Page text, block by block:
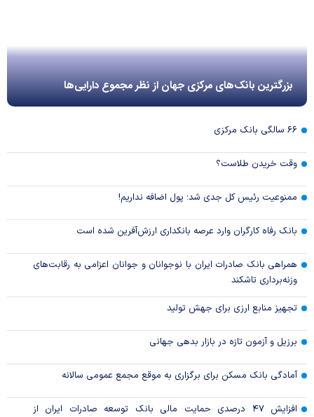
بزرگترین بانک‌های مرکزی جهان از نظر مجموع دارایی‌ها
۶۶ سالگی بانک مرکزی
وقت خریدن طلاست؟
ممنوعیت رئیس کل جدی شد؛ پول اضافه نداریم!
بانک رفاه کارگران وارد عرصه بانکداری ارزش‌آفرین شده است
همراهی بانک صادرات ایران با نوجوانان و جوانان اعزامی به رقابت‌های
وزنه‌برداری تاشکند
تجهیز منابع ارزی برای جهش تولید
برزیل و آزمون تازه در بازار بدهی جهانی
آمادگی بانک مسکن برای برگزاری به موقع مجمع عمومی سالانه
افزایش ۴۷ درصدی حمایت مالی بانک توسعه صادرات ایران از